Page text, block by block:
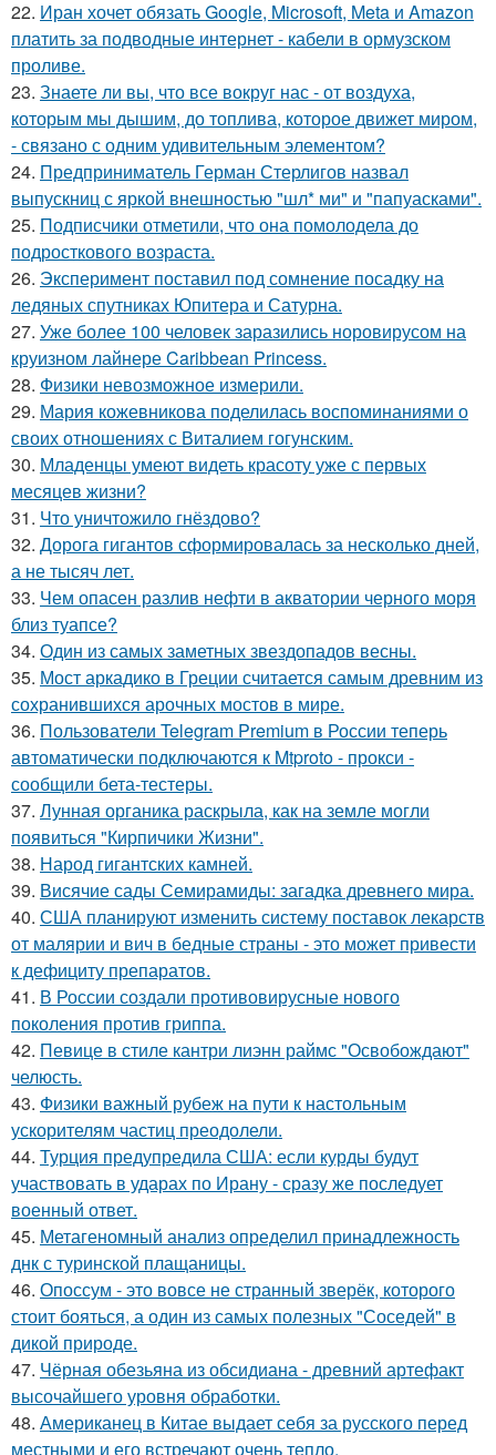
22. Иран хочет обязать Google, Microsoft, Meta и Amazon
платить за подводные интернет - кабели в ормузском
проливе.
23. Знаете ли вы, что все вокруг нас - от воздуха,
которым мы дышим, до топлива, которое движет миром,
- связано с одним удивительным элементом?
24. Предприниматель Герман Стерлигов назвал
выпускниц с яркой внешностью "шл* ми" и "папуасками".
25. Подписчики отметили, что она помолодела до
подросткового возраста.
26. Эксперимент поставил под сомнение посадку на
ледяных спутниках Юпитера и Сатурна.
27. Уже более 100 человек заразились норовирусом на
круизном лайнере Caribbean Princess.
28. Физики невозможное измерили.
29. Мария кожевникова поделилась воспоминаниями о
своих отношениях с Виталием гогунским.
30. Младенцы умеют видеть красоту уже с первых
месяцев жизни?
31. Что уничтожило гнёздово?
32. Дорога гигантов сформировалась за несколько дней,
а не тысяч лет.
33. Чем опасен разлив нефти в акватории черного моря
близ туапсе?
34. Один из самых заметных звездопадов весны.
35. Мост аркадико в Греции считается самым древним из
сохранившихся арочных мостов в мире.
36. Пользователи Telegram Premium в России теперь
автоматически подключаются к Mtproto - прокси -
сообщили бета-тестеры.
37. Лунная органика раскрыла, как на земле могли
появиться "Кирпичики Жизни".
38. Народ гигантских камней.
39. Висячие сады Семирамиды: загадка древнего мира.
40. США планируют изменить систему поставок лекарств
от малярии и вич в бедные страны - это может привести
к дефициту препаратов.
41. В России создали противовирусные нового
поколения против гриппа.
42. Певице в стиле кантри лиэнн раймс "Освобождают"
челюсть.
43. Физики важный рубеж на пути к настольным
ускорителям частиц преодолели.
44. Турция предупредила США: если курды будут
участвовать в ударах по Ирану - сразу же последует
военный ответ.
45. Метагеномный анализ определил принадлежность
днк с туринской плащаницы.
46. Опоссум - это вовсе не странный зверёк, которого
стоит бояться, а один из самых полезных "Соседей" в
дикой природе.
47. Чёрная обезьяна из обсидиана - древний артефакт
высочайшего уровня обработки.
48. Американец в Китае выдает себя за русского перед
местными и его встречают очень тепло.